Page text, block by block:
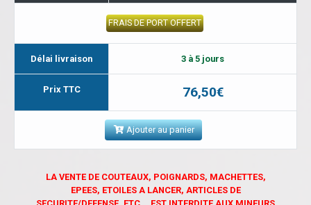
FRAIS DE PORT OFFERT
Délai livraison 3 à 5 jours
Prix TTC 76,50€
Ajouter au panier
LA VENTE DE COUTEAUX, POIGNARDS, MACHETTES,
EPEES, ETOILES A LANCER, ARTICLES DE